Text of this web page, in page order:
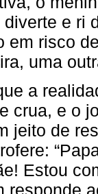
e ri
em risco
uma
a
crua, e o
jeito de
Estou
responde